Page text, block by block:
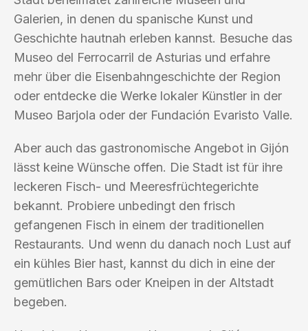
Galerien, in denen du spanische Kunst und
Geschichte hautnah erleben kannst. Besuche das
Museo del Ferrocarril de Asturias und erfahre
mehr über die Eisenbahngeschichte der Region
oder entdecke die Werke lokaler Künstler in der
Museo Barjola oder der Fundación Evaristo Valle.
Aber auch das gastronomische Angebot in Gijón
lässt keine Wünsche offen. Die Stadt ist für ihre
leckeren Fisch- und Meeresfrüchtegerichte
bekannt. Probiere unbedingt den frisch
gefangenen Fisch in einem der traditionellen
Restaurants. Und wenn du danach noch Lust auf
ein kühles Bier hast, kannst du dich in eine der
gemütlichen Bars oder Kneipen in der Altstadt
begeben.